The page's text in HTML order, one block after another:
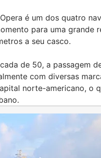
é um dos quatro
para uma grande
a seu casco.
de 50, a passagem
com diversas
norte-americano, o